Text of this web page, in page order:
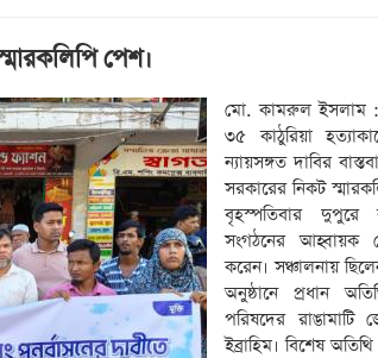
পেশ।
মো. কামরুল ইসলাম ::
৩৫ কাঠুরিয়া
ন্যায়সঙ্গত দাবির
সরকারের নিকট
বৃহস্পতিবার দুপুরে
সংগঠনের আহ্বায়ক
করেন। সঞ্চালনায়
অনুষ্ঠানে প্রধান
পরিষদের
ইব্রাহিম। বিশেষ